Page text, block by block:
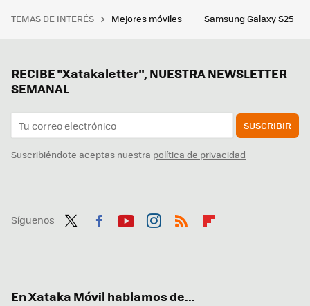
TEMAS DE INTERÉS Mejores móviles Samsung Galaxy S25
RECIBE "Xatakaletter", NUESTRA NEWSLETTER
SEMANAL
SUSCRIBIR
Suscribiéndote aceptas nuestra política de privacidad
Síguenos
En Xataka Móvil hablamos de...